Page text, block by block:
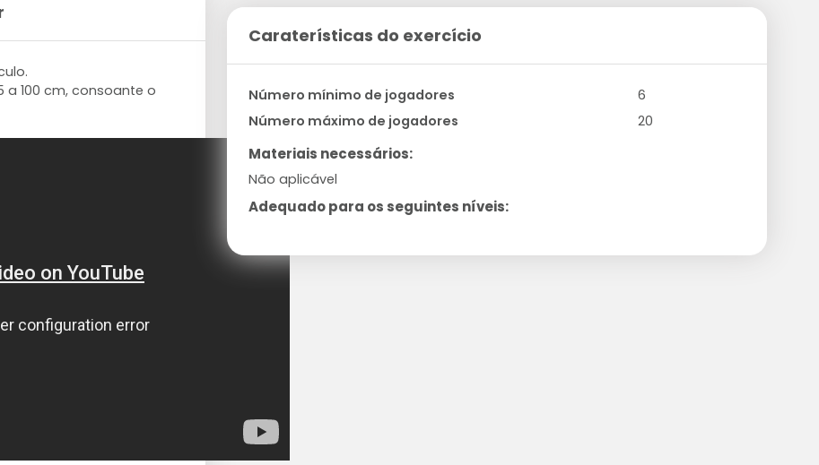
100 cm, consoante o
Caraterísticas do exercício
Número mínimo de jogadores
6
Número máximo de jogadores
20
Materiais necessários:
Não aplicável
Adequado para os seguintes níveis: